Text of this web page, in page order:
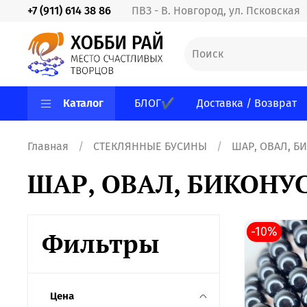
ПВЗ - В. Новгород, ул. Псковская
+7 (911) 614 38 86
Каталог БЛОГ✔ Доставка / Возврат
Главная СТЕКЛЯННЫЕ БУСИНЫ ШАР, ОВАЛ,
ШАР, ОВАЛ,
-10%
Фильтры
Цена